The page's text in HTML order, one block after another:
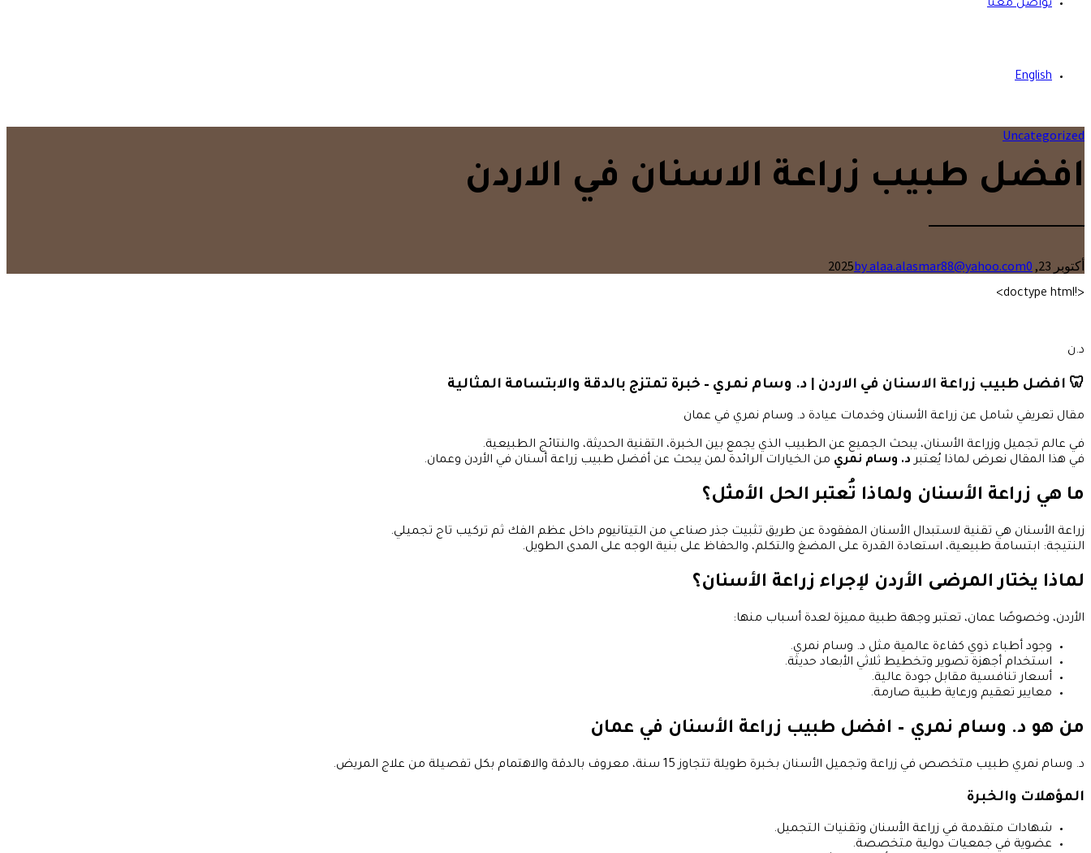
تواصل معنا
English
Uncategorized
افضل طبيب زراعة الاسنان في الاردن
أكتوبر 23, 2025 by alaa.alasmar88@yahoo.com0
<!doctype html>
د.ن
🦷 افضل طبيب زراعة الاسنان في الاردن | د. وسام نمري – خبرة تمتزج بالدقة والابتسامة المثالية
مقال تعريفي شامل عن زراعة الأسنان وخدمات عيادة د. وسام نمري في عمان
في عالم تجميل وزراعة الأسنان، يبحث الجميع عن الطبيب الذي يجمع بين الخبرة، التقنية الحديثة، والنتائج الطبيعية.
في هذا المقال نعرض لماذا يُعتبر د. وسام نمري من الخيارات الرائدة لمن يبحث عن أفضل طبيب زراعة أسنان في الأردن وعمان.
ما هي زراعة الأسنان ولماذا تُعتبر الحل الأمثل؟
زراعة الأسنان هي تقنية لاستبدال الأسنان المفقودة عن طريق تثبيت جذر صناعي من التيتانيوم داخل عظم الفك ثم تركيب تاج تجميلي.
النتيجة: ابتسامة طبيعية، استعادة القدرة على المضغ والتكلم، والحفاظ على بنية الوجه على المدى الطويل.
لماذا يختار المرضى الأردن لإجراء زراعة الأسنان؟
الأردن، وخصوصًا عمان، تعتبر وجهة طبية مميزة لعدة أسباب منها:
وجود أطباء ذوي كفاءة عالمية مثل د. وسام نمري.
استخدام أجهزة تصوير وتخطيط ثلاثي الأبعاد حديثة.
أسعار تنافسية مقابل جودة عالية.
معايير تعقيم ورعاية طبية صارمة.
من هو د. وسام نمري – افضل طبيب زراعة الأسنان في عمان
د. وسام نمري طبيب متخصص في زراعة وتجميل الأسنان بخبرة طويلة تتجاوز 15 سنة، معروف بالدقة والاهتمام بكل تفصيلة من علاج المريض.
المؤهلات والخبرة
شهادات متقدمة في زراعة الأسنان وتقنيات التجميل.
عضوية في جمعيات دولية متخصصة.